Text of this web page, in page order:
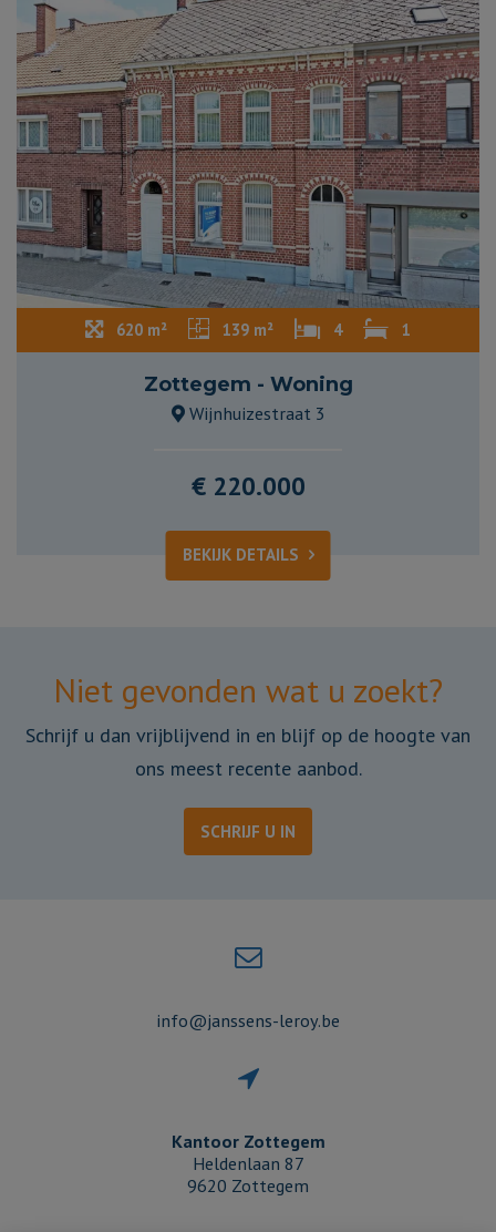
620 m² 139 m² 4 1
Zottegem - Woning
Wijnhuizestraat 3
€ 220.000
BEKIJK DETAILS
Niet gevonden wat u zoekt?
Schrijf u dan vrijblijvend in en blijf op de hoogte van
ons meest recente aanbod.
SCHRIJF U IN
info@janssens-leroy.be
Kantoor Zottegem
Heldenlaan 87
9620 Zottegem